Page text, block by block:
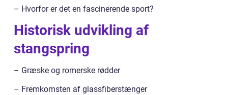
– Hvorfor er det en fascinerende sport?
Historisk udvikling af
stangspring
– Græske og romerske rødder
– Fremkomsten af glassfiberstænger